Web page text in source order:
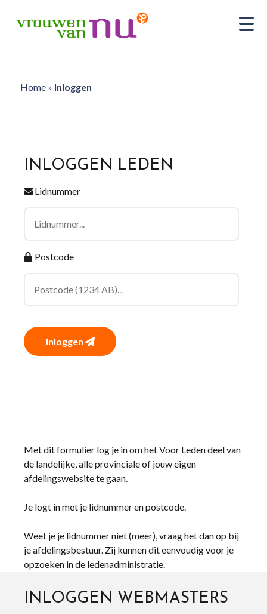
Home» Inloggen
INLOGGEN LEDEN
Lidnummer
Postcode
Inloggen
Met dit formulier log je in om het Voor Leden deel van
de landelijke, alle provinciale of jouw eigen
afdelingswebsite te gaan.
Je logt in met je lidnummer en postcode.
Weet je je lidnummer niet (meer), vraag het dan op bij
je afdelingsbestuur. Zij kunnen dit eenvoudig voor je
opzoeken in de ledenadministratie.
INLOGGEN WEBMASTERS